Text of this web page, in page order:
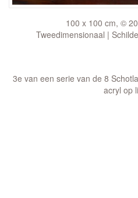
100 x 100 cm, ©
Tweedimensionaal |
3e van een serie van de 8
acryl op